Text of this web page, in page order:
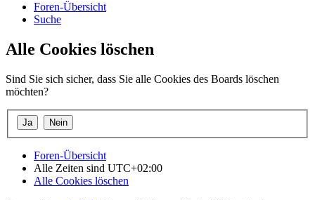
Foren-Übersicht
Suche
Alle Cookies löschen
Sind Sie sich sicher, dass Sie alle Cookies des Boards löschen
möchten?
Foren-Übersicht
Alle Zeiten sind UTC+02:00
Alle Cookies löschen